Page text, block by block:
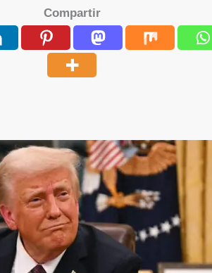
Compartir